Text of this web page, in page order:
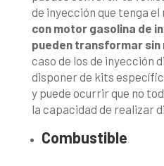
de inyección que tenga el
con motor gasolina de
pueden transformar sin
caso de los de inyección
disponer de kits
y puede ocurrir que no
la capacidad de realizar
Combustible